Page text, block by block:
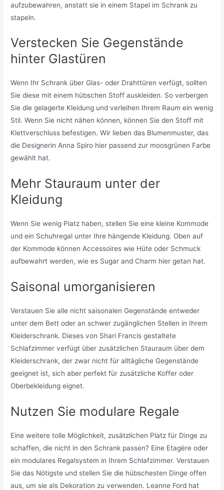
aufzubewahren, anstatt sie in einem Stapel im Schrank zu
stapeln.
Verstecken Sie Gegenstände
hinter Glastüren
Wenn Ihr Schrank über Glas- oder Drahttüren verfügt, sollten
Sie diese mit einem hübschen Stoff auskleiden. So verbergen
Sie die gelagerte Kleidung und verleihen Ihrem Raum ein wenig
Stil. Wenn Sie nicht nähen können, können Sie den Stoff mit
Klettverschluss befestigen. Wir lieben das Blumenmuster, das
die Designerin Anna Spiro hier passend zur moosgrünen Farbe
gewählt hat.
Mehr Stauraum unter der
Kleidung
Wenn Sie wenig Platz haben, stellen Sie eine kleine Kommode
und ein Schuhregal unter Ihre hängende Kleidung. Oben auf
der Kommode können Accessoires wie Hüte oder Schmuck
aufbewahrt werden, wie es Sugar and Charm hier getan hat.
Saisonal umorganisieren
Verstauen Sie alle nicht saisonalen Gegenstände entweder
unter dem Bett oder an schwer zugänglichen Stellen in Ihrem
Kleiderschrank. Dieses von Shari Francis gestaltete
Schlafzimmer verfügt über zusätzlichen Stauraum über dem
Kleiderschrank, der zwar nicht für alltägliche Gegenstände
geeignet ist, sich aber perfekt für zusätzliche Koffer oder
Oberbekleidung eignet.
Nutzen Sie modulare Regale
Eine weitere tolle Möglichkeit, zusätzlichen Platz für Dinge zu
schaffen, die nicht in den Schrank passen? Eine Etagère oder
ein modulares Regalsystem in Ihrem Schlafzimmer. Verstauen
Sie das Nötigste und stellen Sie die hübschesten Dinge offen
aus, um sie als Dekoration zu verwenden. Leanne Ford hat